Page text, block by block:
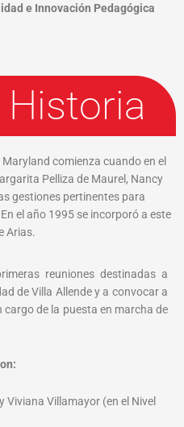
e Innovación Pedagógica
comienza cuando en el
Pelliza de Maurel, Nancy
gestiones pertinentes para
el año 1995 se incorporó a este
Arias.
reuniones destinadas a
de Villa Allende y a convocar a
cargo de la puesta en marcha de
Viviana Villamayor (en el Nivel